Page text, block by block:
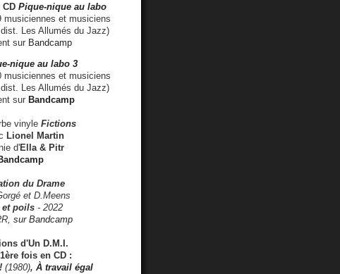
Pique-nique au labo
et musiciens
Les Allumés du Jazz)
sur Bandcamp
nique au labo 3
musiciennes et musiciens
Les Allumés du Jazz)
sur Bandcamp
vinyle Fictions
Lionel Martin
d'Ella & Pitr
du Drame
et D.Meens
et poils - 2022
sur Bandcamp
d'Un D.M.I.
fois en CD :
(1980), À travail égal